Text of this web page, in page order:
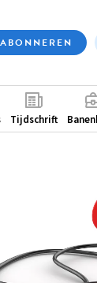
ABONNEREN
Tijdschrift